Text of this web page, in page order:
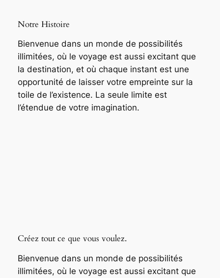
Notre Histoire
Bienvenue dans un monde de possibilités
illimitées, où le voyage est aussi excitant que
la destination, et où chaque instant est une
opportunité de laisser votre empreinte sur la
toile de l’existence. La seule limite est
l’étendue de votre imagination.
Créez tout ce que vous voulez.
Bienvenue dans un monde de possibilités
illimitées, où le voyage est aussi excitant que